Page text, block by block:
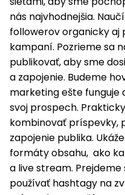
nás najvhodnejšia.
followerov organicky
kampaní. Pozrieme sa
publikovať, aby sme
a zapojenie. Budeme
marketing ešte funguje
svoj prospech.
kombinovať príspevky,
zapojenie publika.
formáty obsahu, ako
a live stream.
používať hashtagy na